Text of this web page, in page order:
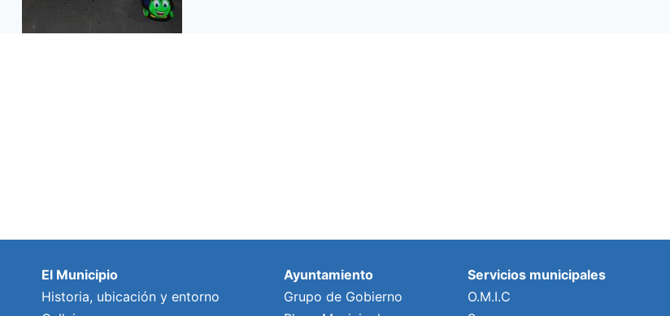
El Municipio
Historia, ubicación y entorno
Ayuntamiento
Grupo de Gobierno
Servicios municipales
O.M.I.C